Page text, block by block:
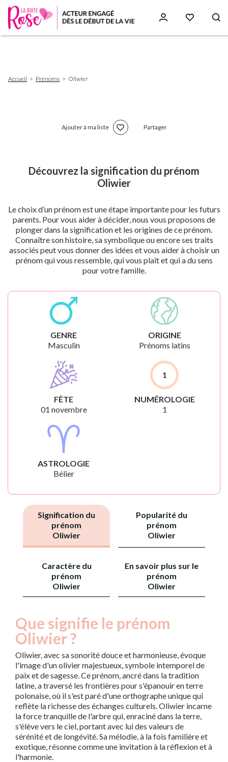
d'Ariane
Accueil Prénoms Oliwier
Ajouter à ma liste Partager
Découvrez la signification du prénom
Oliwier
Le choix d’un prénom est une étape importante pour les futurs
parents. Pour vous aider à décider, nous vous proposons de
plonger dans la signification et les origines de ce prénom.
Connaître son histoire, sa symbolique ou encore ses traits
associés peut vous donner des idées et vous aider à choisir un
prénom qui vous ressemble, qui vous plaît et qui a du sens
pour votre famille.
GENRE
Masculin
ORIGINE
Prénoms latins
FÊTE
01 novembre
1
NUMÉROLOGIE
1
ASTROLOGIE
Bélier
Signification du
prénom
Oliwier
Popularité du
prénom
Oliwier
Caractère du
prénom
Oliwier
En savoir plus sur le
prénom
Oliwier
Que signifie le prénom
Oliwier ?
Oliwier, avec sa sonorité douce et harmonieuse, évoque
l'image d'un olivier majestueux, symbole intemporel de
paix et de sagesse. Ce prénom, ancré dans la tradition
latine, a traversé les frontières pour s'épanouir en terre
polonaise, où il s'est paré d'une orthographe unique qui
reflète la richesse des échanges culturels. Oliwier incarne
la force tranquille de l'arbre qui, enraciné dans la terre,
s'élève vers le ciel, portant avec lui des valeurs de
sérénité et de longévité. Sa mélodie, à la fois familière et
exotique, résonne comme une invitation à la réflexion et à
l'harmonie.